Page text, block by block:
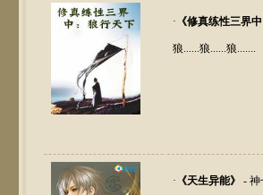
· 《修真练性三界
狼......狼......狼.......
· 《天生异能》 - 神